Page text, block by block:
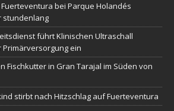
bei Parque Holandés
stundenlang
führt Klinischen Ultraschall
ein
Fischkutter in Gran Tarajal im Süden von
stirbt nach Hitzschlag auf Fuerteventura